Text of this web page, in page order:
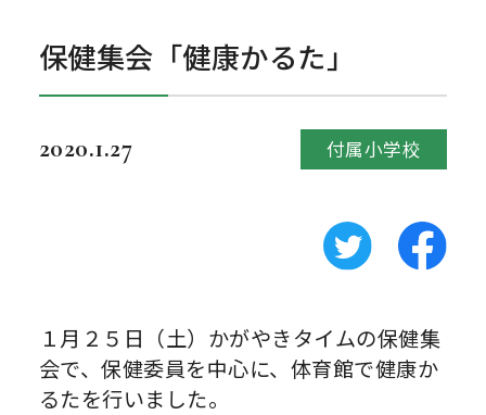
保健集会「健康かるた」
2020.1.27 付属小学校
１月２５日（土）かがやきタイムの保健集
会で、保健委員を中心に、体育館で健康か
るたを行いました。